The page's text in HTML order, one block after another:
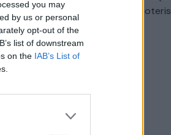
you may
by us or personal
opt-out of the
list of downstream
on the IAB’s List of
automobilis sužalojo dvi moteris
Žinios Lietuvos diena